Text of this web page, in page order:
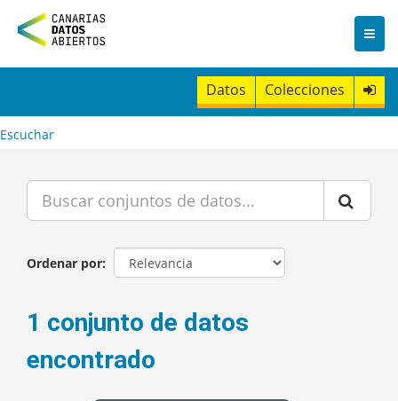
n
t
Datos Colecciones
Escuchar
Ordenar por
1 conjunto de datos
encontrado